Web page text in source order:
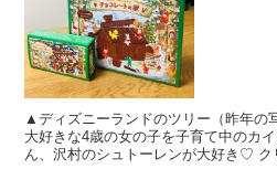
▲ディズニーランドのツリー（昨年の
大好きな4歳の女の子を子育て中のカ
ん、沢村のシュトーレンが大好き♡ ク